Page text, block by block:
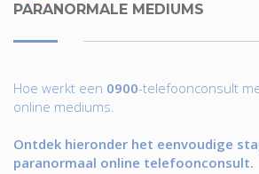
PARANORMALE MEDIUMS
Hoe werkt een 0900-telefoonconsult
online mediums.
Ontdek hieronder het eenvoudige
paranormaal online telefoonconsult.